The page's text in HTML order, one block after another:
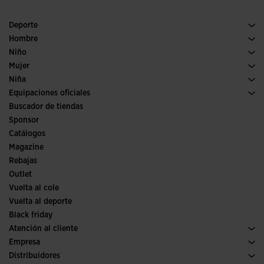
Deporte
Running
Pádel
Fútbol
Trail running
Tenis
Hombre
Calzado Hombre
Deporte
Niño
Ver todo ropa niño
Mujer
Ropa Mujer
Deporte
Niña
Ver todo ropa niña
Equipaciones oficiales
Fútbol
Fútbol sala
Comités y Federaciones
Ediciones especiales
Buscador de tiendas
Sponsor
Catálogos
Magazine
Rebajas
Outlet
Vuelta al cole
Vuelta al deporte
Black friday
Atención al cliente
Condiciones de compra
Transporte y entrega
Empresa
Historia
Distribuidores